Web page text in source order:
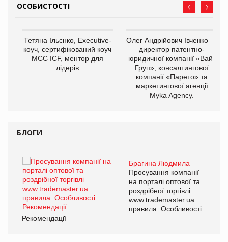
ОСОБИСТОСТІ
Тетяна Ільєнко, Executive-
коуч, сертифікований коуч
МСС ICF, ментор для
лідерів
Олег Андрійович Івченко —
директор патентно-
юридичної компанії «Вайз
Груп», консалтингової
компанії «Парето» та
маркетингової агенції
Myka Agency.
БЛОГИ
Брагина Людмила
Просування компанії
на порталі оптової та
роздрібної торгівлі
www.trademaster.ua.
правила. Особливості.
Рекомендації